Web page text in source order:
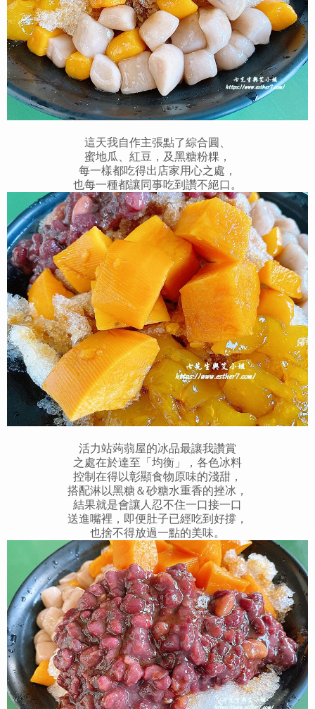
這天我自作主張點了綜合圓、
蜜地瓜、紅豆，及黑糖粉粿，
每一樣都吃得出店家用心之處，
也每一種都讓同事吃到讚不絕口。
活力站蒟蒻屋的冰品最讓我讚賞
之處在於達至「均衡」，各色冰料
控制在得以彰顯食物原味的淺甜，
搭配淋以黑糖＆砂糖水重香的挫冰，
結果就是會讓人忍不住一口接一口
送進嘴裡，即便肚子已經吃到好撐，
也捨不得放過一點的美味。